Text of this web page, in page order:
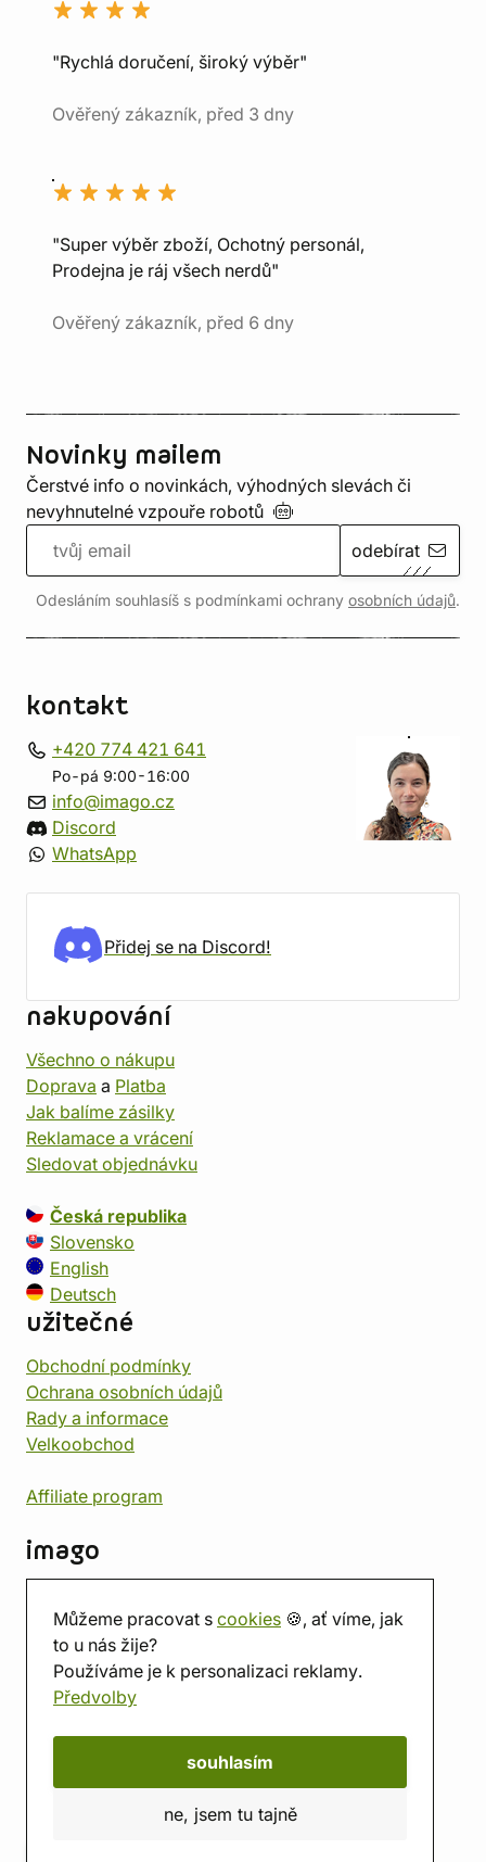
Můžeme pracovat s cookies 🍪, ať víme, jak
to u nás žije?
Používáme je k personalizaci reklamy.
Předvolby
souhlasím
ne, jsem tu tajně
"Rychlá doručení, široký výběr"
Ověřený zákazník, před 3 dny
"Super výběr zboží, Ochotný personál,
Prodejna je ráj všech nerdů"
Ověřený zákazník, před 6 dny
Novinky mailem
Čerstvé info o novinkách, výhodných slevách či
nevyhnutelné vzpouře robotů
odebírat
Odesláním souhlasíš s podmínkami ochrany osobních údajů.
kontakt
+420 774 421 641
Po-pá 9:00-16:00
info@imago.cz
Discord
WhatsApp
Přidej se na Discord!
nakupování
Všechno o nákupu
Doprava a Platba
Jak balíme zásilky
Reklamace a vrácení
Sledovat objednávku
Česká republika
Slovensko
English
Deutsch
užitečné
Obchodní podmínky
Ochrana osobních údajů
Rady a informace
Velkoobchod
Affiliate program
imago
Prodejna
Herna
O nás
Hodnocení obchodu